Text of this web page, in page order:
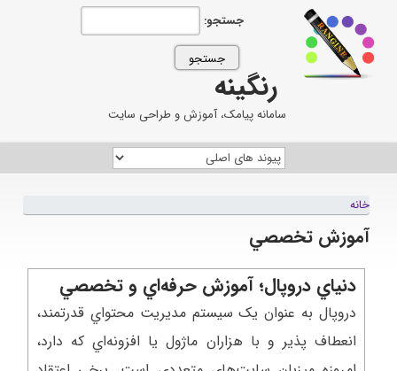
جستجو:
رنگینه
سامانه پیامک، آموزش و طراحی سایت
خانه
آموزش تخصصي
دنياي دروپال؛ آموزش حرفه‌اي و تخصصي
دروپال به عنوان يک سيستم مديريت محتواي قدرتمند،
انعطاف پذير و با هزاران ماژول يا افزونه‌اي که دارد،